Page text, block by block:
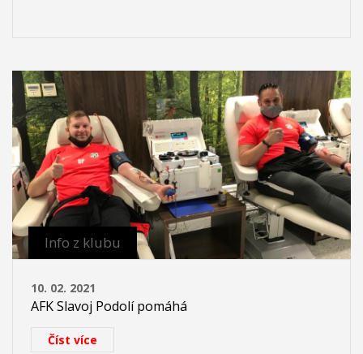
Info z klubu
10. 02. 2021
AFK Slavoj Podolí pomáhá
Číst více